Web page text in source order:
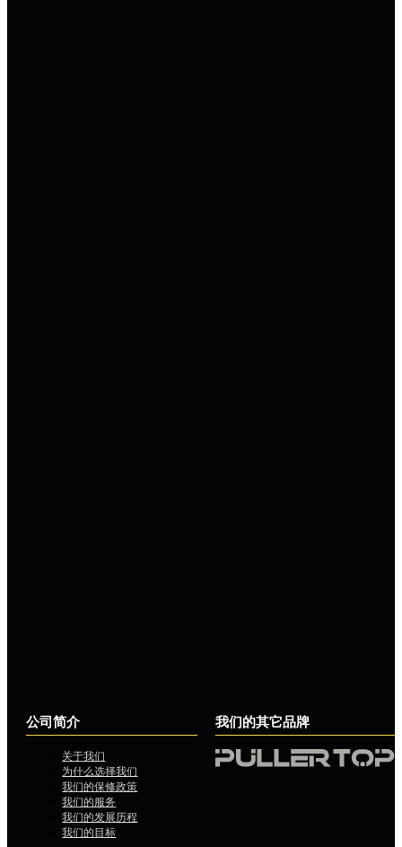
公司简介
关于我们
为什么选择我们
我们的保修政策
我们的服务
我们的发展历程
我们的目标
我们的其它品牌